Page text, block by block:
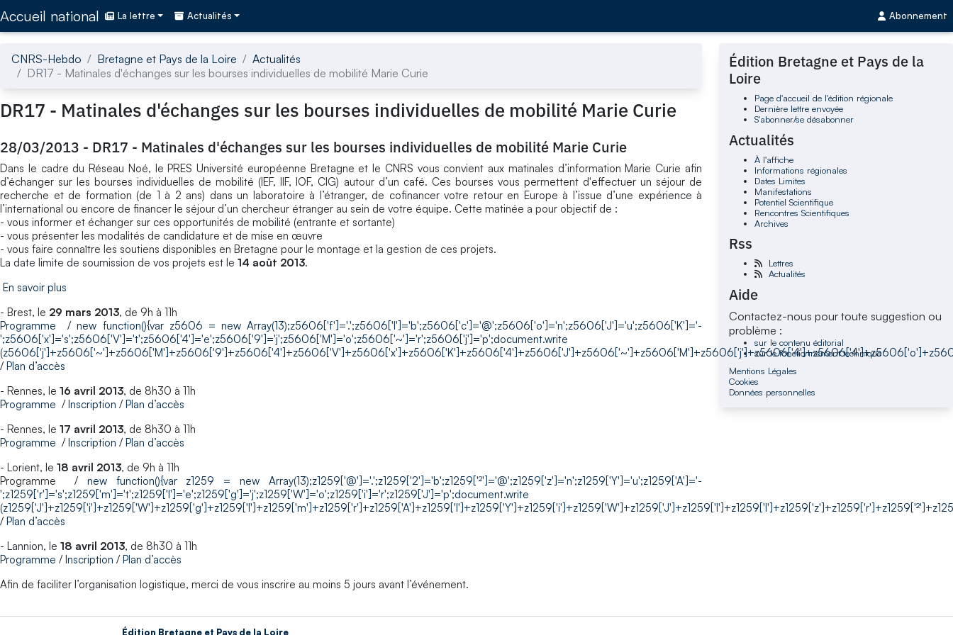
Accueil national La lettre Actualités Abonnement
CNRS-Hebdo Bretagne et Pays de la Loire
Actualités
DR17 - Matinales d'échanges sur les bourses individuelles de mobilité Marie Curie
DR17 - Matinales d'échanges sur les bourses individuelles de mobilité Marie Curie
28/03/2013 - DR17 - Matinales d'échanges sur les bourses individuelles de mobilité Marie Curie
Dans le cadre du Réseau Noé, le PRES Université européenne Bretagne et le CNRS vous convient aux matinales d’information Marie Curie afin
d’échanger sur les bourses individuelles de mobilité (IEF, IIF, IOF, CIG) autour d’un café. Ces bourses vous permettent d'effectuer un séjour de
recherche et de formation (de 1 à 2 ans) dans un laboratoire à l’étranger, de cofinancer votre retour en Europe à l’issue d’une expérience à
l’international ou encore de financer le séjour d’un chercheur étranger au sein de votre équipe. Cette matinée a pour objectif de :
- vous informer et échanger sur ces opportunités de mobilité (entrante et sortante)
- vous présenter les modalités de candidature et de mise en œuvre
- vous faire connaître les soutiens disponibles en Bretagne pour le montage et la gestion de ces projets.
La date limite de soumission de vos projets est le 14 août 2013.
En savoir plus
- Brest, le 29 mars 2013, de 9h à 11h
Programme /new function(){var z5606 = new Array(13);z5606['f']='.';z5606['I']='b';z5606['c']='@';z5606['o']='n';z5606['J']='u';z5606['K']='-
';z5606['x']='s';z5606['V']='t';z5606['4']='e';z5606['9']='j';z5606['M']='o';z5606['~']='r';z5606['j']='p';document.write
/Plan d’accès
- Rennes, le 16 avril 2013, de 8h30 à 11h
Programme /Inscription /Plan d’accès
- Rennes, le 17 avril 2013, de 8h30 à 11h
Programme /Inscription /Plan d’accès
- Lorient, le 18 avril 2013, de 9h à 11h
Programme / new function(){var z1259 = new Array(13);z1259['@']='.';z1259['2']='b';z1259['²']='@';z1259['z']='n';z1259['Y']='u';z1259['A']='-
';z1259['r']='s';z1259['m']='t';z1259['I']='e';z1259['g']='j';z1259['W']='o';z1259['i']='r';z1259['J']='p';document.write
/Plan d’accès
- Lannion, le 18 avril 2013, de 8h30 à 11h
Programme /Inscription /Plan d’accès
Afin de faciliter l’organisation logistique, merci de vous inscrire au moins 5 jours avant l’événement.
Édition Bretagne et Pays de la
Loire
Page d'accueil de l'édition régionale
Dernière lettre envoyée
S'abonner/se désabonner
Actualités
À l'affiche
Informations régionales
Dates Limites
Manifestations
Potentiel Scientifique
Rencontres Scientifiques
Archives
Rss
Lettres
Actualités
Aide
Contactez-nous pour toute suggestion ou
problème :
sur le contenu éditorial
sur le fonctionnement technique
Mentions Légales
Cookies
Données personnelles
Édition Bretagne et Pays de la Loire